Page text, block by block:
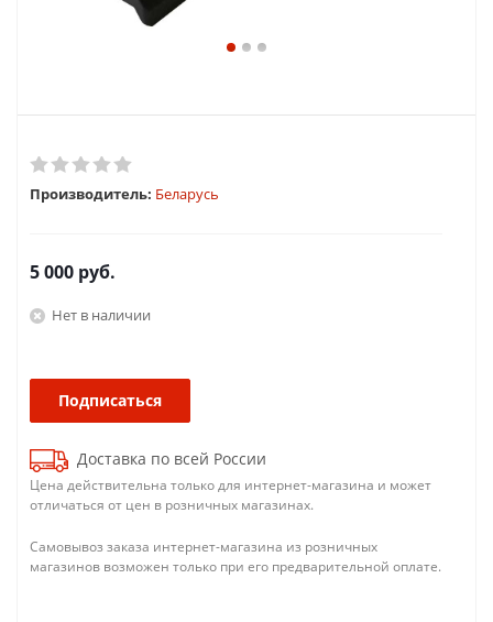
Производитель: Беларусь
5 000 руб.
Нет в наличии
Подписаться
Доставка по всей России
Цена действительна только для интернет-магазина и может
отличаться от цен в розничных магазинах.
Самовывоз заказа интернет-магазина из розничных
магазинов возможен только при его предварительной оплате.